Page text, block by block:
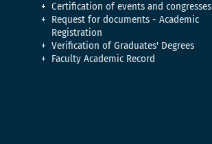
Certification of events and congresses
Request for documents - Academic
Registration
Verification of Graduates' Degrees
Faculty Academic Record